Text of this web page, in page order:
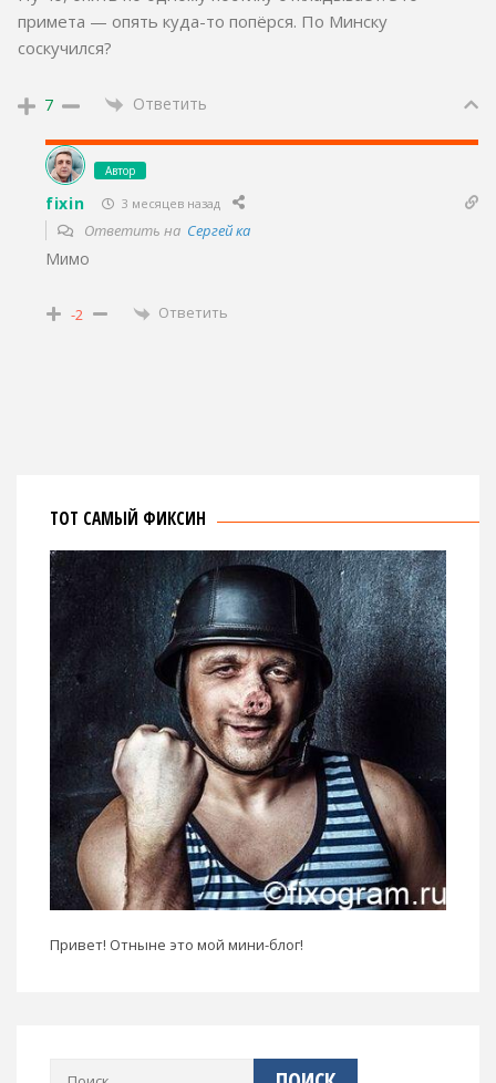
примета — опять куда-то попёрся. По Минску
соскучился?
7 Ответить
Автор
fixin 3 месяцев назад
Ответить на Сергей ка
Мимо
-2 Ответить
ТОТ САМЫЙ ФИКСИН
Привет! Отныне это мой мини-блог!
Найти: